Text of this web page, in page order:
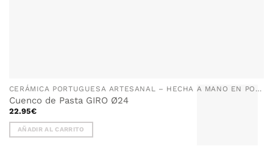
CERÁMICA PORTUGUESA ARTESANAL – HECHA A MANO EN PORTUGAL
Cuenco de Pasta GIRO Ø24
22.95€
AÑADIR AL CARRITO